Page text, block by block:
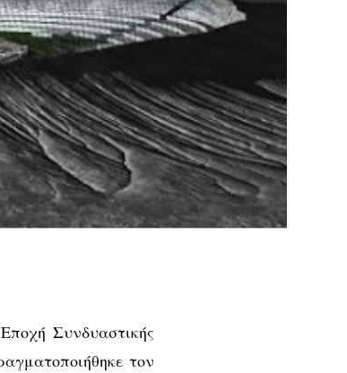
Συνδυαστικής
τον